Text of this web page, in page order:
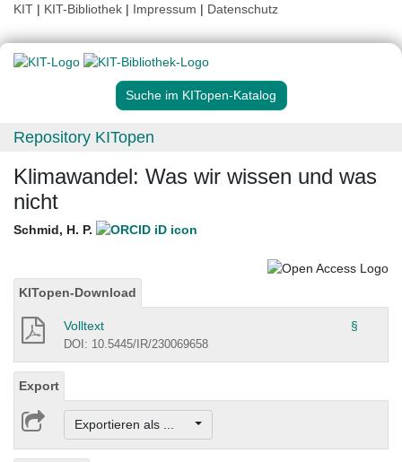
KIT | KIT-Bibliothek | Impressum | Datenschutz
Suche im KITopen-Katalog
Repository KITopen
Klimawandel: Was wir wissen und was
nicht
Schmid, H. P.
KITopen-Download
Volltext §
DOI: 10.5445/IR/230069658
Export
Exportieren als ...